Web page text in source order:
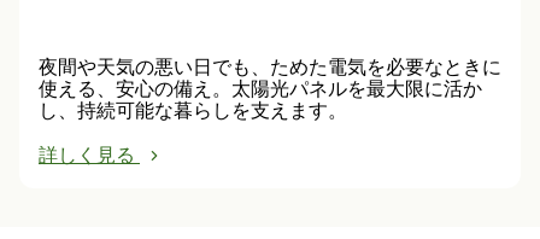
夜間や天気の悪い日でも、ためた電気を必要なときに
使える、安心の備え。太陽光パネルを最大限に活か
し、持続可能な暮らしを支えます。
詳しく見る